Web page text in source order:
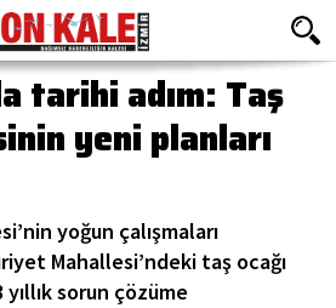
tarihi adım: Taş
yeni planları
yoğun çalışmaları
Mahallesi’ndeki taş ocağı
sorun çözüme